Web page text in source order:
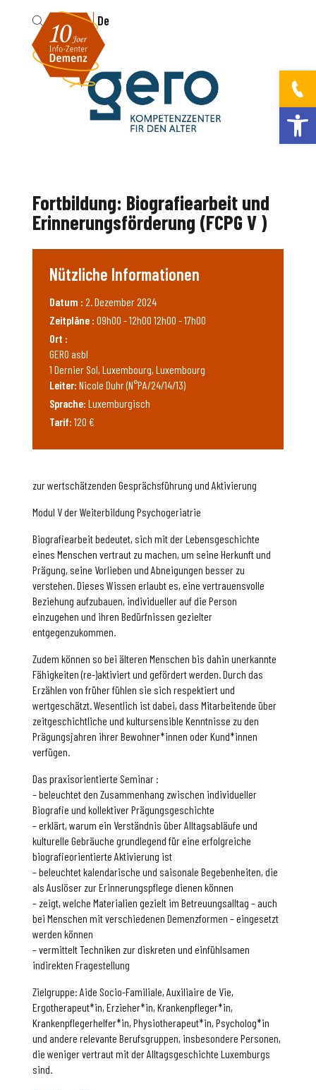
Fr De
zur wertschätzenden Gesprächsführung und Aktivierung
Modul V der Weiterbildung Psychogeriatrie
Biografiearbeit bedeutet, sich mit der Lebensgeschichte
eines Menschen vertraut zu machen, um seine Herkunft und
Prägung, seine Vorlieben und Abneigungen besser zu
verstehen. Dieses Wissen erlaubt es, eine vertrauensvolle
Beziehung aufzubauen, individueller auf die Person
einzugehen und ihren Bedürfnissen gezielter
entgegenzukommen.
Zudem können so bei älteren Menschen bis dahin unerkannte
Fähigkeiten (re-)aktiviert und gefördert werden. Durch das
Erzählen von früher fühlen sie sich respektiert und
wertgeschätzt. Wesentlich ist dabei, dass Mitarbeitende über
zeitgeschichtliche und kultursensible Kenntnisse zu den
Prägungsjahren ihrer Bewohner*innen oder Kund*innen
verfügen.
Das praxisorientierte Seminar :
– beleuchtet den Zusammenhang zwischen individueller
Biografie und kollektiver Prägungsgeschichte
– erklärt, warum ein Verständnis über Alltagsabläufe und
kulturelle Gebräuche grundlegend für eine erfolgreiche
biografieorientierte Aktivierung ist
– beleuchtet kalendarische und saisonale Begebenheiten, die
als Auslöser zur Erinnerungspflege dienen können
– zeigt, welche Materialien gezielt im Betreuungsalltag – auch
bei Menschen mit verschiedenen Demenzformen – eingesetzt
werden können
– vermittelt Techniken zur diskreten und einfühlsamen
indirekten Fragestellung
Zielgruppe: Aide Socio-Familiale, Auxiliaire de Vie,
Ergotherapeut*in, Erzieher*in, Krankenpfleger*in,
Krankenpflegerhelfer*in, Physiotherapeut*in, Psycholog*in
und andere relevante Berufsgruppen, insbesondere Personen,
die weniger vertraut mit der Alltagsgeschichte Luxemburgs
sind.
Fortbildung: Biografiearbeit und
Erinnerungsförderung (FCPG V )
Nützliche Informationen
Datum : 2. Dezember 2024
Zeitpläne : 09h00 - 12h00 12h00 - 17h00
Ort :
GERO asbl
1 Dernier Sol, Luxembourg, Luxembourg
Leiter: Nicole Duhr (N°PA/24/14/13)
Sprache: Luxemburgisch
Tarif: 120 €